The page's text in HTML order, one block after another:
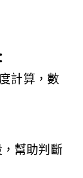
計算，數
幫助判斷